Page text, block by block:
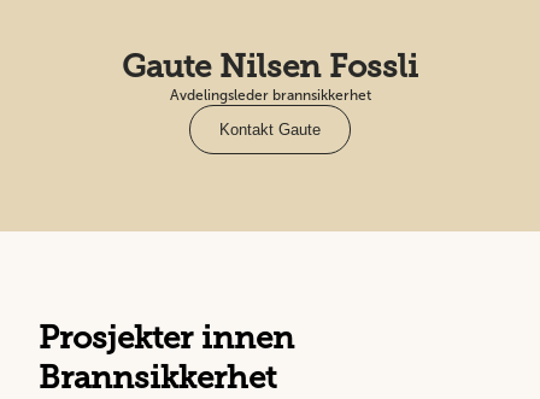
Gaute Nilsen Fossli
Avdelingsleder brannsikkerhet
Kontakt Gaute
Prosjekter innen
Brannsikkerhet